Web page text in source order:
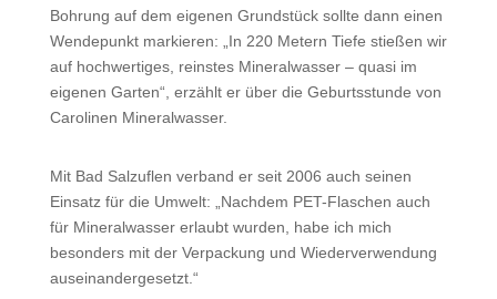
Bohrung auf dem eigenen Grundstück sollte dann einen
Wendepunkt markieren: „In 220 Metern Tiefe stießen wir
auf hochwertiges, reinstes Mineralwasser – quasi im
eigenen Garten“, erzählt er über die Geburtsstunde von
Carolinen Mineralwasser.
Mit Bad Salzuflen verband er seit 2006 auch seinen
Einsatz für die Umwelt: „Nachdem PET-Flaschen auch
für Mineralwasser erlaubt wurden, habe ich mich
besonders mit der Verpackung und Wiederverwendung
auseinandergesetzt.“